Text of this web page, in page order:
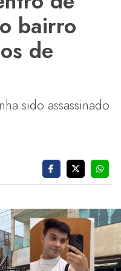
bairro
de
sido assassinado